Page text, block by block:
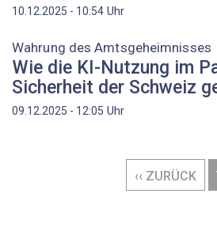
10.12.2025 - 10:54 Uhr
Wahrung des Amtsgeheimnisses
Wie die KI-Nutzung im
Sicherheit der Schweiz
09.12.2025 - 12:05 Uhr
VORHERIGE
SEITE
‹‹ ZURÜCK